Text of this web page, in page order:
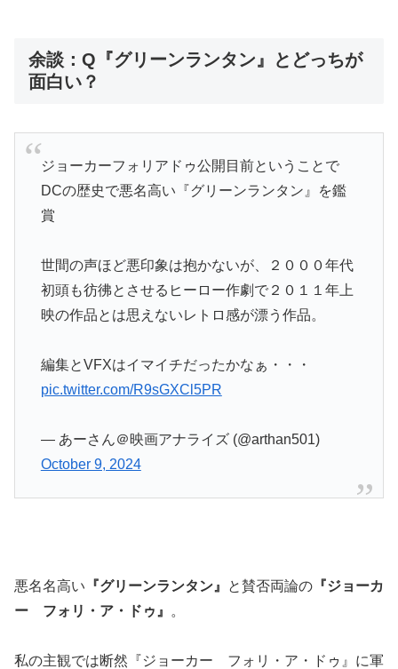
余談：Q『グリーンランタン』とどっちが
面白い？
ジョーカーフォリアドゥ公開目前ということで
DCの歴史で悪名高い『グリーンランタン』を鑑
賞
世間の声ほど悪印象は抱かないが、２０００年代
初頭も彷彿とさせるヒーロー作劇で２０１１年上
映の作品とは思えないレトロ感が漂う作品。
編集とVFXはイマイチだったかなぁ・・・
pic.twitter.com/R9sGXCl5PR
— あーさん＠映画アナライズ (@arthan501)
October 9, 2024
悪名名高い 『グリーンランタン』 と賛否両論の 『ジョーカ
ー フォリ・ア・ドゥ』
。
私の主観では断然『ジョーカー フォリ・ア・ドゥ』に軍